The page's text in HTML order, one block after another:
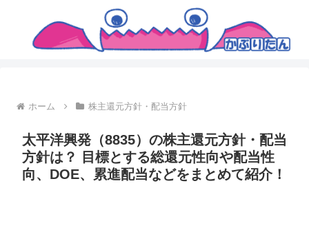
ホーム 株主還元方針・配当方針
太平洋興発（8835）の株主還元方針・配当
方針は？ 目標とする総還元性向や配当性
向、DOE、累進配当などをまとめて紹介！